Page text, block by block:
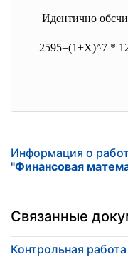
Идентично
2595=(1+Х)^7 *
Информация о
"Финансовая
Связанные
Контрольная